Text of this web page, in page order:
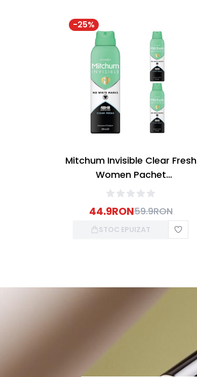
-25%
Mitchum Invisible Clear Fresh
Women Pachet
3XDeodorant Spray 200ml
44.9RON59.9RON
STOC EPUIZAT